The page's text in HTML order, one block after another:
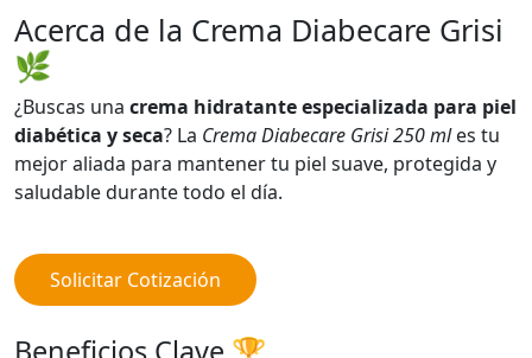
Acerca de la Crema Diabecare Grisi
🌿
¿Buscas una crema hidratante especializada para piel
diabética y seca? La Crema Diabecare Grisi 250 mles tu
mejor aliada para mantener tu piel suave, protegida y
saludable durante todo el día.
Solicitar Cotización